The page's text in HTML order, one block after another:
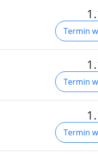
Termin
Termin
Termin